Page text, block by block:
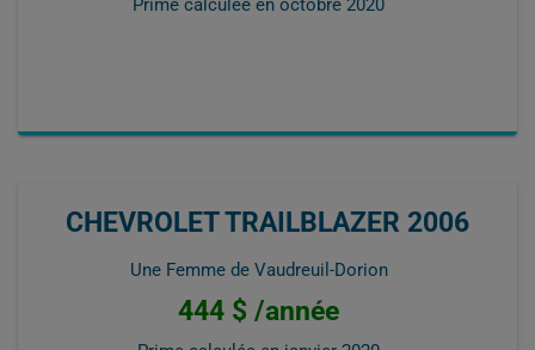
Prime calculée en octobre 2020
CHEVROLET TRAILBLAZER 2006
Une Femme de Vaudreuil-Dorion
444 $ /année